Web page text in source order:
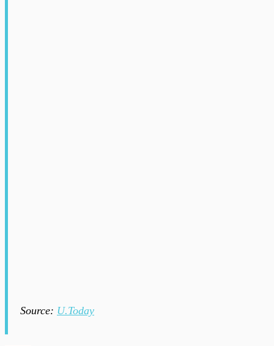
Source: U.Today